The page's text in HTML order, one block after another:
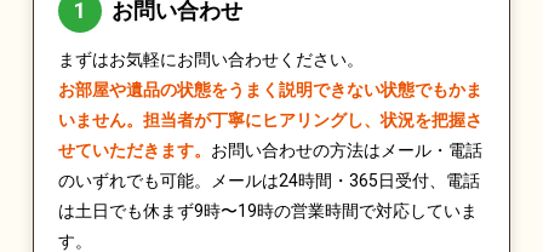
お問い合わせ
まずはお気軽にお問い合わせください。
お部屋や遺品の状態をうまく説明できない状態でもかま
いません。担当者が丁寧にヒアリングし、状況を把握さ
せていただきます。 お問い合わせの方法はメール・電話
のいずれでも可能。メールは24時間・365日受付、電話
は土日でも休まず9時〜19時の営業時間で対応していま
す。